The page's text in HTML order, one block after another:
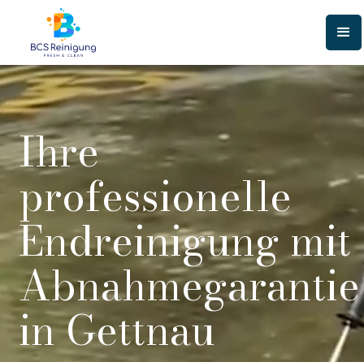
Ihre
professionelle
Endreinigung mit
Abnahmegarantie
in Gettnau